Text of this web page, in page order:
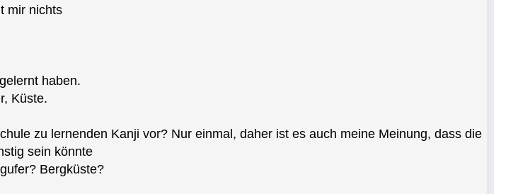
mir nichts
haben.
Küste.
zu lernenden Kanji vor? Nur einmal, daher ist es auch meine Meinung, dass die
sein könnte
Bergküste?